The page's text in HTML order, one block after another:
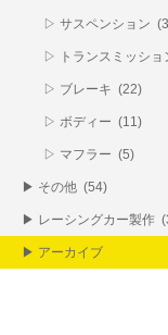
▷ サスペンション
▷ トランスミッシ
▷ ブレーキ (22)
▷ ボディー (11)
▷ マフラー (5)
▶ その他 (54)
▶ レーシングカー製作
▶ アーカイブ